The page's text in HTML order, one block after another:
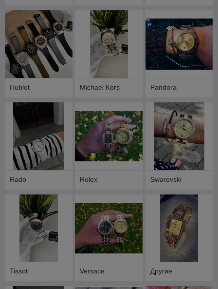
Hublot Michael Kors Pandora
Rado Rolex Swarovski
Tissot Versace Другие